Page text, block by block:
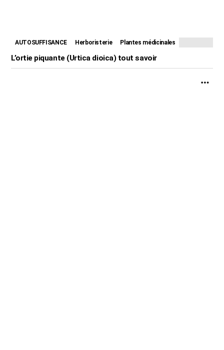
AUTOSUFFISANCE Herboristerie Plantes médicinales
L’ortie piquante (Urtica dioica) tout savoir